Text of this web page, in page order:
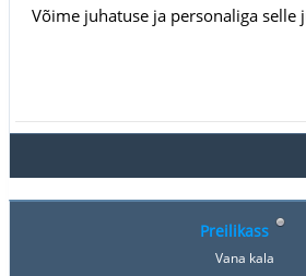
Võime juhatuse ja personaliga selle
Preilikass
Vana kala